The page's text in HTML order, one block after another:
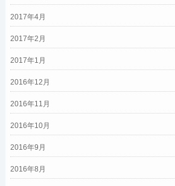
2017年4月
2017年2月
2017年1月
2016年12月
2016年11月
2016年10月
2016年9月
2016年8月